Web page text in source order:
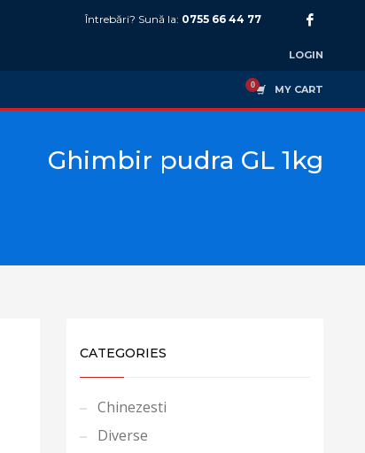
Întrebări? Sună la: 0755 66 44 77
LOGIN
MY CART
Ghimbir pudra GL 1kg
CATEGORIES
Chinezesti
Diverse